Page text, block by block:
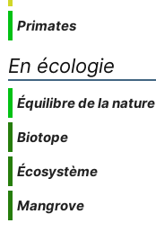
Primates
En écologie
Équilibre de la nature
Biotope
Écosystème
Mangrove